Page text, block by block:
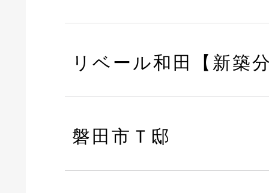
リベール和田【新築
磐田市Ｔ邸